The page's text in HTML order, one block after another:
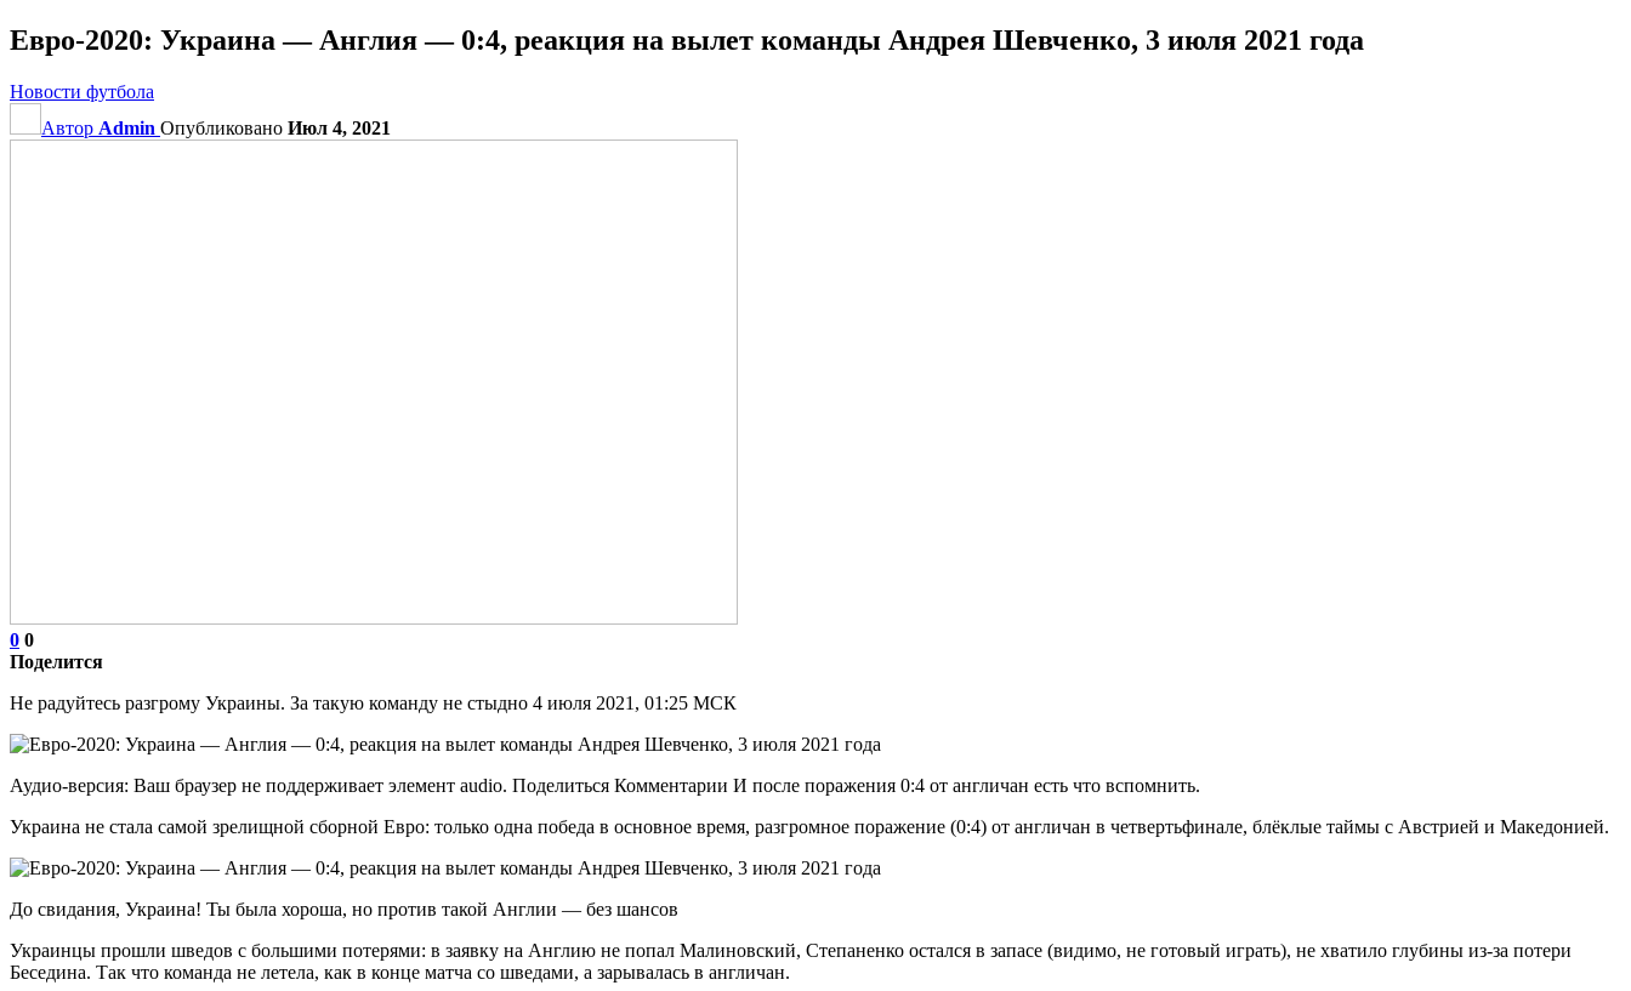
Евро-2020: Украина — Англия — 0:4, реакция на вылет команды Андрея Шевченко, 3 июля 2021 года
Новости футбола
Автор Admin Опубликовано Июл 4, 2021
0 0
Поделится
Не радуйтесь разгрому Украины. За такую команду не стыдно 4 июля 2021, 01:25 МСК
Аудио-версия: Ваш браузер не поддерживает элемент audio. Поделиться Комментарии И после поражения 0:4 от англичан есть что вспомнить.
Украина не стала самой зрелищной сборной Евро: только одна победа в основное время, разгромное поражение (0:4) от англичан в четвертьфинале, блёклые таймы с Австрией и Македонией.
До свидания, Украина! Ты была хороша, но против такой Англии — без шансов
Украинцы прошли шведов с большими потерями: в заявку на Англию не попал Малиновский, Степаненко остался в запасе (видимо, не готовый играть), не хватило глубины из-за потери
Беседина. Так что команда не летела, как в конце матча со шведами, а зарывалась в англичан.